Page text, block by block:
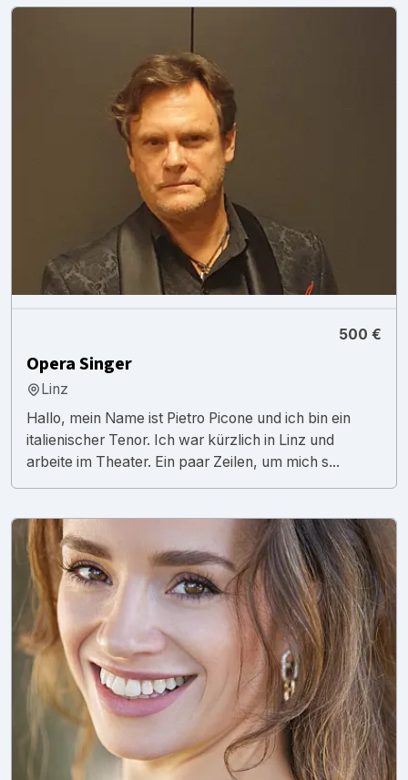
500 €
Opera Singer
Linz
Hallo, mein Name ist Pietro Picone und ich bin ein
italienischer Tenor. Ich war kürzlich in Linz und
arbeite im Theater. Ein paar Zeilen, um mich s...